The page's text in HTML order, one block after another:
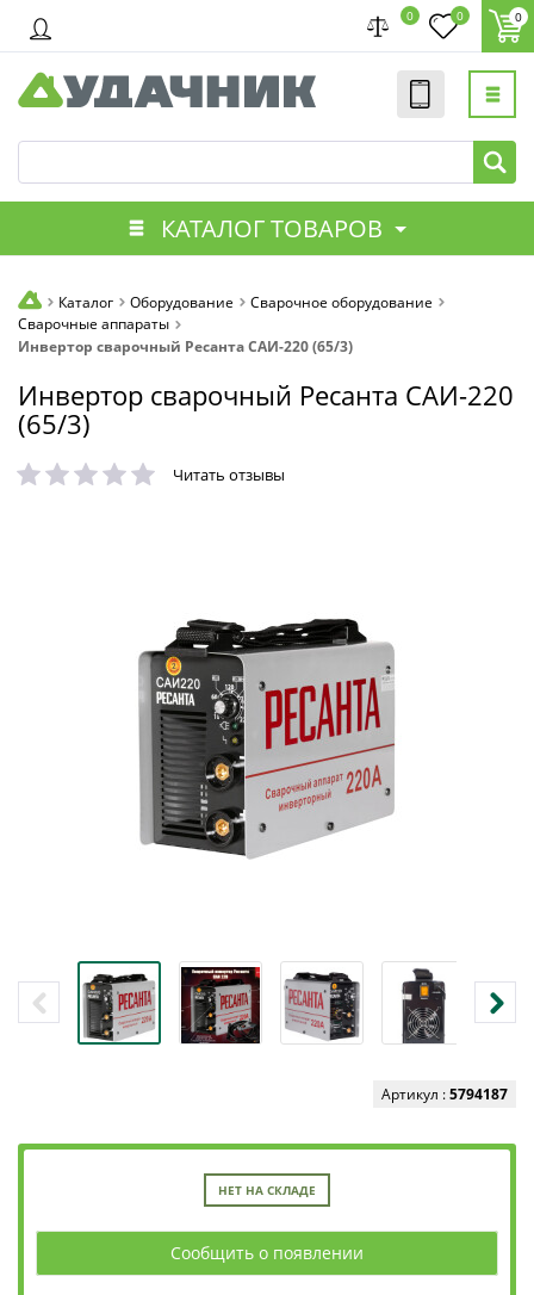
0 0 0
КАТАЛОГ ТОВАРОВ
Каталог Оборудование
Сварочное оборудование
Сварочные аппараты
Инвертор сварочный Ресанта САИ-220 (65/3)
Инвертор сварочный Ресанта САИ-220
(65/3)
Читать отзывы
Артикул :5794187
НЕТ НА СКЛАДЕ
Сообщить о появлении